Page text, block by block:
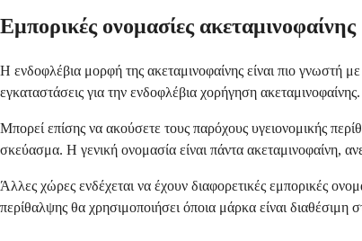
Εμπορικές ονομασίες ακεταμινοφαίνης
Η ενδοφλέβια μορφή της ακεταμινοφαίνης είναι πιο γνωστή
εγκαταστάσεις για την ενδοφλέβια χορήγηση ακεταμινοφαίνης.
Μπορεί επίσης να ακούσετε τους παρόχους υγειονομικής
σκεύασμα. Η γενική ονομασία είναι πάντα ακεταμινοφαίνη,
Άλλες χώρες ενδέχεται να έχουν διαφορετικές εμπορικές
περίθαλψης θα χρησιμοποιήσει όποια μάρκα είναι διαθέσιμη